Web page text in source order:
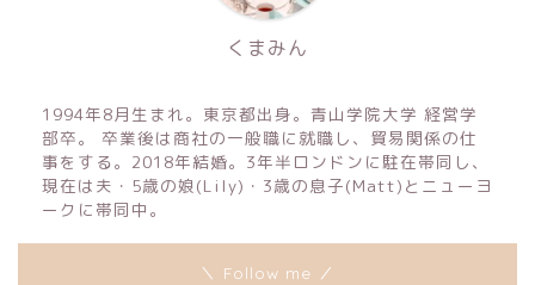
くまみん
1994年8月生まれ。東京都出身。青山学院大学 経営学
部卒。 卒業後は商社の一般職に就職し、貿易関係の仕
事をする。2018年結婚。3年半ロンドンに駐在帯同し、
現在は夫・5歳の娘(Lily)・3歳の息子(Matt)とニューヨ
ークに帯同中。
＼ Follow me ／